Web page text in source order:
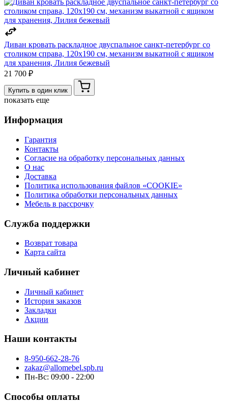
Диван кровать раскладное двуспальное санкт-петербург со
столиком справа, 120х190 см, механизм выкатной с ящиком
для хранения, Лилия бежевый
21 700 ₽
Купить в один клик
показать еще
Информация
Гарантия
Контакты
Согласие на обработку персональных данных
О нас
Доставка
Политика использования файлов «COOKIE»
Политика обработки персональных данных
Мебель в рассрочку
Служба поддержки
Возврат товара
Карта сайта
Личный кабинет
Личный кабинет
История заказов
Закладки
Акции
Наши контакты
8-950-662-28-76
zakaz@allomebel.spb.ru
Пн-Вс: 09:00 - 22:00
Способы оплаты